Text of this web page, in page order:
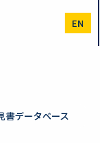
EN
書データベース